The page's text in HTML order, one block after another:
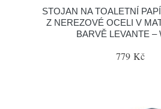
STOJAN NA TOALETNÍ
Z NEREZOVÉ OCELI V
BARVĚ LEVANTE –
779 Kč